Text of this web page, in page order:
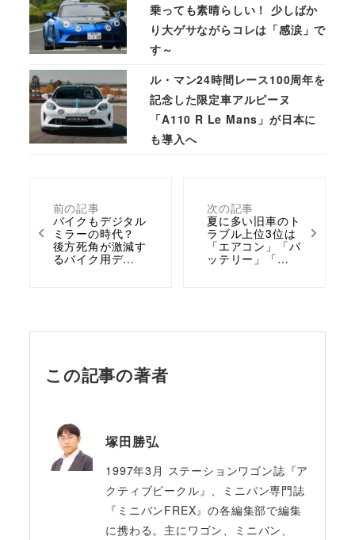
前の記事
バイクもデジタル
ミラーの時代？
後方死角が激減す
るバイク用デ…
次の記事
夏に多い旧車のト
ラブル上位3位は
「エアコン」「バ
ッテリー」「…
乗っても素晴らしい！ 少しばか
り大ゲサながらコレは「感涙」で
す～
ル・マン24時間レース100周年を
記念した限定車アルピーヌ
「A110 R Le Mans」が日本に
も導入へ
この記事の著者
塚田勝弘
1997年3月 ステーションワゴン誌『ア
クティブビークル』、ミニバン専門誌
『ミニバンFREX』の各編集部で編集
に携わる。主にワゴン、ミニバン、